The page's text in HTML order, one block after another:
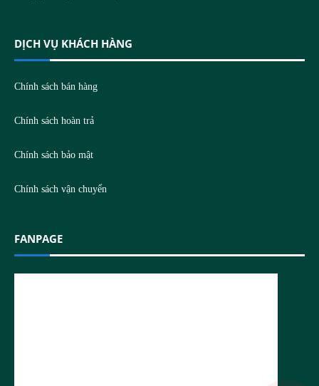
DỊCH VỤ KHÁCH HÀNG
Chính sách bán hàng
Chính sách hoàn trả
Chính sách bảo mật
Chính sách vận chuyển
FANPAGE